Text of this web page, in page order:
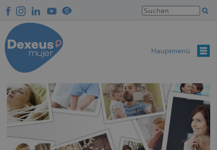
zum
Inhalt
Hauptmenü